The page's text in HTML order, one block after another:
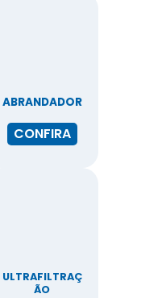
ABRANDADOR
CONFIRA
ULTRAFILTRAÇ
ÃO